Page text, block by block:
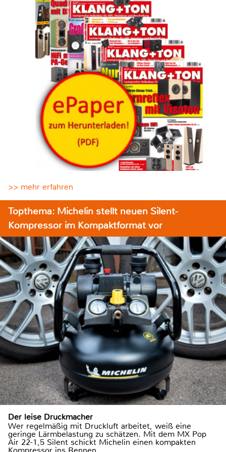
>> mehr erfahren
Topthema: Michelin stellt neuen Silent-
Kompressor im Kompaktformat vor
Der leise Druckmacher
Wer regelmäßig mit Druckluft arbeitet, weiß eine
geringe Lärmbelastung zu schätzen. Mit dem MX Pop
Air 22-1,5 Silent schickt Michelin einen kompakten